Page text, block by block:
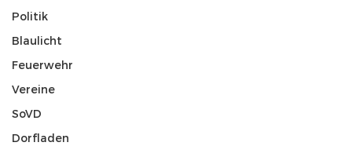
Politik
Blaulicht
Feuerwehr
Vereine
SoVD
Dorfladen